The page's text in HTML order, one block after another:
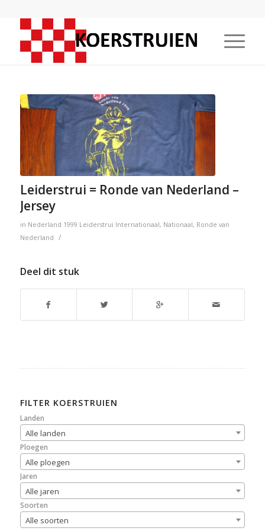
Leiderstrui = Ronde van Nederland –
Jersey
in Nederland 1999 Leiderstrui Internationaal, Nationaal, Ronde van
Nederland
/
Deel dit stuk
FILTER KOERSTRUIEN
Landen
Alle landen
Ploegen
Alle ploegen
Jaren
Alle jaren
Soorten
Alle soorten